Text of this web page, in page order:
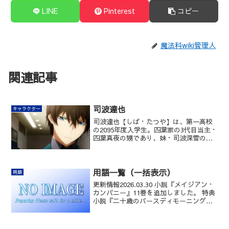
LINE Pinterest コピー
魔法科wiki管理人
関連記事
キャラクター 司波達也
司波達也【しば・たつや】は、第一高校
の2095年度入学生。四葉家の3代目当主・
四葉真夜の甥であり、妹・司波深雪のガ
ウェア担当者でもある。
用語 用語一覧（一括表示）
更新情報2026.03.30 小説『メイジアン・
カンパニー』11巻を追加しました。 特典
小説『二十歳のバースディモーニング』